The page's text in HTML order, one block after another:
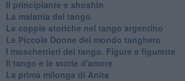
Il principiante e shoshin
La malattia del tango
Le coppie storiche nel tango argentino
​Le Piccole Donne del mondo tanghero
I moschettieri del tango. Figure e figurette
Il tango e le storie d'amore
​La prima milonga di Anita